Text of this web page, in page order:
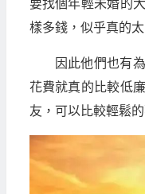
要找個年輕未婚的
樣多錢，似乎真的太
因此他們也有
花費就真的比較低
友，可以比較輕鬆